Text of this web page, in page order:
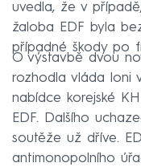
uvedla, že v
žaloba EDF byla
případné škody po
O výstavbě dvou
rozhodla vláda loni
nabídce korejské
EDF. Dalšího
soutěže už dříve.
antimonopolního